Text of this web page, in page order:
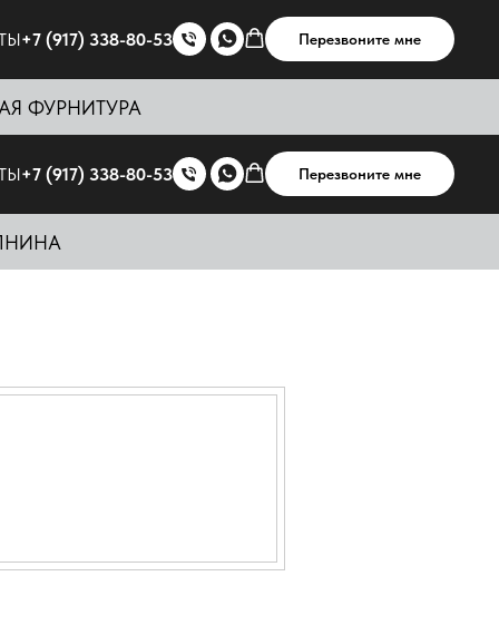
+7 (917) 338-80-53 Перезвоните мне
ФУРНИТУРА
+7 (917) 338-80-53 Перезвоните мне